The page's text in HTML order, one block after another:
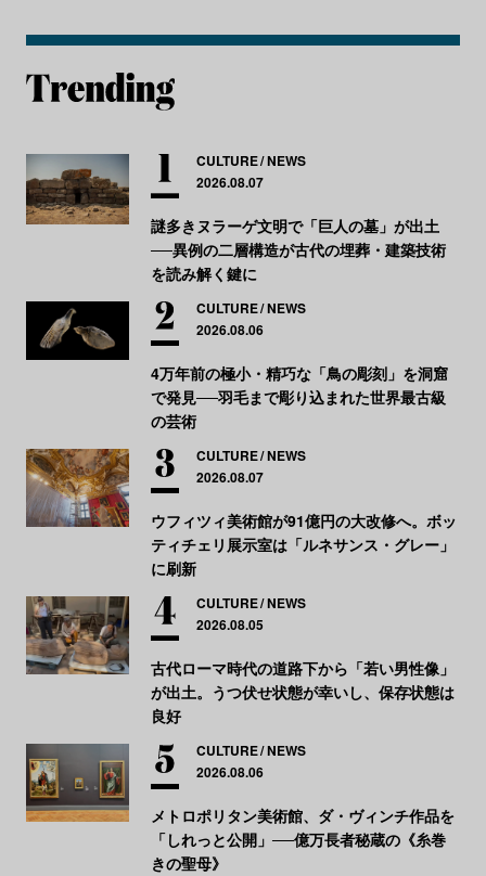
CULTURE NEWS
2026.08.07
謎多きヌラーゲ文明で「巨人の墓」が出土
──異例の二層構造が古代の埋葬・建築技術
を読み解く鍵に
CULTURE NEWS
2026.08.06
4万年前の極小・精巧な「鳥の彫刻」を洞窟
で発見──羽毛まで彫り込まれた世界最古級
の芸術
CULTURE NEWS
2026.08.07
ウフィツィ美術館が91億円の大改修へ。ボッ
ティチェリ展示室は「ルネサンス・グレー」
に刷新
CULTURE NEWS
2026.08.05
古代ローマ時代の道路下から「若い男性像」
が出土。うつ伏せ状態が幸いし、保存状態は
良好
CULTURE NEWS
2026.08.06
メトロポリタン美術館、ダ・ヴィンチ作品を
「しれっと公開」──億万長者秘蔵の《糸巻
きの聖母》